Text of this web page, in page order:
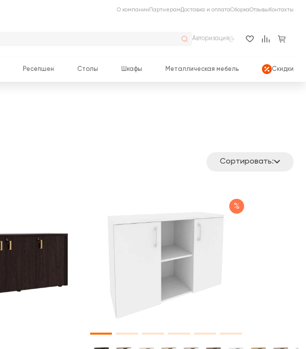
О компании ПартнерамДоставка и оплатаСборкаОтзывы Контакты
Авторизация
Ресепшен Столы Шкафы Металлическая мебель Скидки
Сортировать:
%